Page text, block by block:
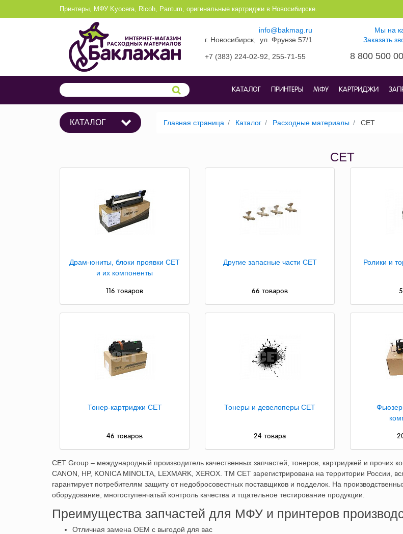
Принтеры, МФУ Kyocera, Ricoh, Pantum, оригинальные картриджи в Новосибирске.
info@bakmag.ru
г. Новосибирск, ул. Фрунзе 57/1
+7 (383) 224-02-92, 255-71-55
Мы на
Заказать
8 800 500
КАТАЛОГ ПРИНТЕРЫ МФУ КАРТРИДЖИ
КАТАЛОГ Главная страница Каталог Расходные материалы CET
CET
Драм-юниты, блоки проявки CET
и их компоненты
116 товаров
Другие запасные части CET
66 товаров
Ролики и
Тонер-картриджи CET
46 товаров
Тонеры и девелоперы CET
24 товара
СЕТ Group – международный производитель качественных запчастей, тонеров, картриджей и прочих
CANON, HP, KONICA MINOLTA, LEXMARK, XEROX. ТМ СЕТ зарегистрирована на территории России,
гарантирует потребителям защиту от недобросовестных поставщиков и подделок. На
оборудование, многоступенчатый контроль качества и тщательное тестирование продукции.
Преимущества запчастей для МФУ и принтеров
Отличная замена ОЕМ с выгодой для вас